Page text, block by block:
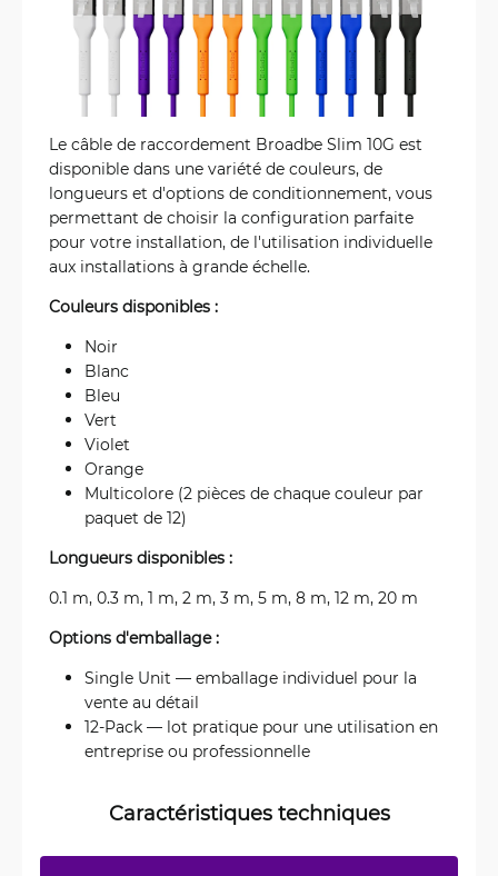
Le câble de raccordement Broadbe Slim 10G est
disponible dans une variété de couleurs, de
longueurs et d'options de conditionnement, vous
permettant de choisir la configuration parfaite
pour votre installation, de l'utilisation individuelle
aux installations à grande échelle.
Couleurs disponibles :
Noir
Blanc
Bleu
Vert
Violet
Orange
Multicolore (2 pièces de chaque couleur par
paquet de 12)
Longueurs disponibles :
0.1 m, 0.3 m, 1 m, 2 m, 3 m, 5 m, 8 m, 12 m, 20 m
Options d'emballage :
Single Unit — emballage individuel pour la
vente au détail
12-Pack — lot pratique pour une utilisation en
entreprise ou professionnelle
Caractéristiques techniques